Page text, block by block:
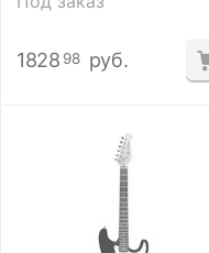
MN SSB
1828 98 руб.